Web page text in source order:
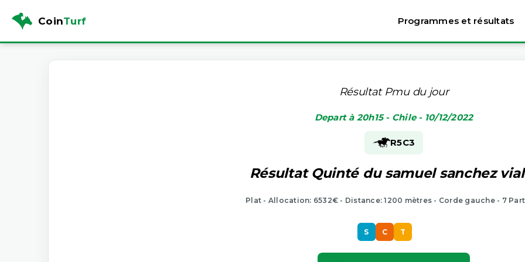
CoinTurf Programmes et résultats
Résultat Pmu du jour
Depart à 20h15 - Chile - 10/12/2022
R5C3
Résultat Quinté du samuel sanchez vial
Plat - Allocation: 6532€ - Distance: 1200 mètres - Corde gauche - 7
S C T